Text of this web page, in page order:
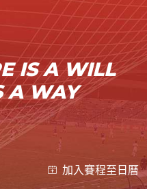
IS A WILL
A WAY
加入賽程至日曆